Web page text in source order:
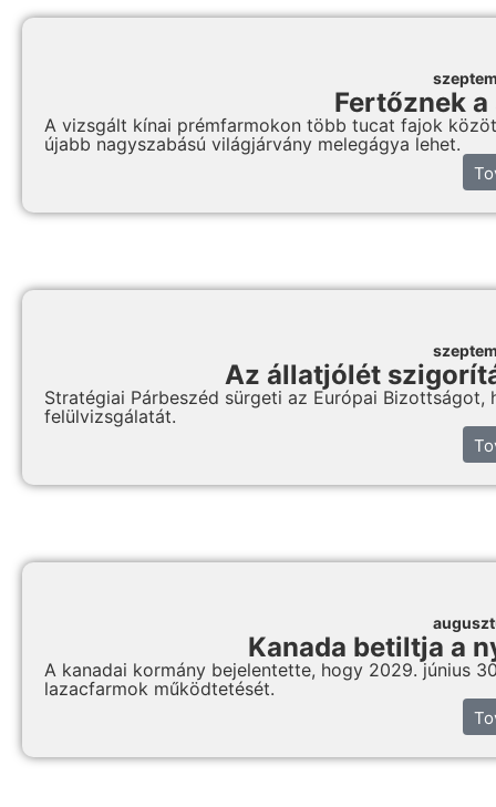
Fertőznek
A vizsgált kínai prémfarmokon több tucat fajok
újabb nagyszabású világjárvány melegágya lehet.
Az állatjólét
Stratégiai Párbeszéd sürgeti az Európai
felülvizsgálatát.
Kanada betiltja a
A kanadai kormány bejelentette, hogy 2029. június
lazacfarmok működtetését.